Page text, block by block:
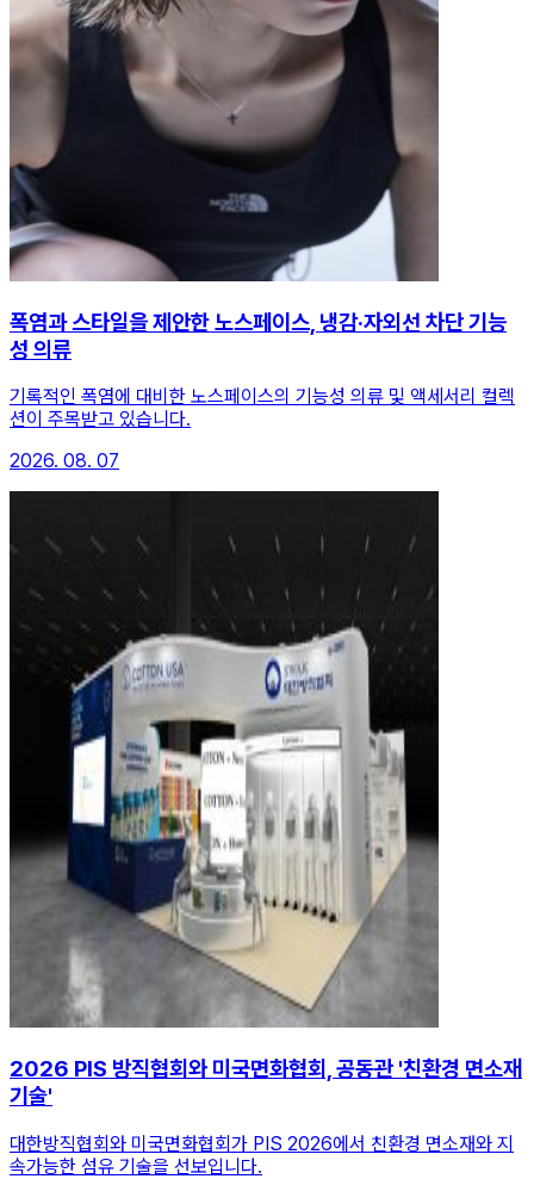
폭염과 스타일을 제안한 노스페이스, 냉감·자외선 차단 기능
성 의류
기록적인 폭염에 대비한 노스페이스의 기능성 의류 및 액세서리 컬렉
션이 주목받고 있습니다.
2026. 08. 07
2026 PIS 방직협회와 미국면화협회, 공동관 '친환경 면소재
기술'
대한방직협회와 미국면화협회가 PIS 2026에서 친환경 면소재와 지
속가능한 섬유 기술을 선보입니다.